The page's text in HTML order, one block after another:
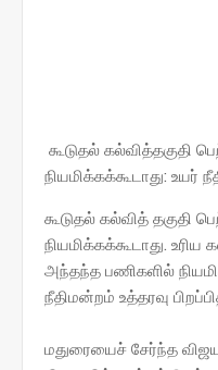
கூடுதல் கல்வித்தகுதி
நியமிக்கக்கூடாது: உயர்
கூடுதல் கல்வித் தகுதி
நியமிக்கக்கூடாது.
அந்தந்த பணிகளில்
நீதிமன்றம் உத்தரவு
மதுரையைச் சேர்ந்த